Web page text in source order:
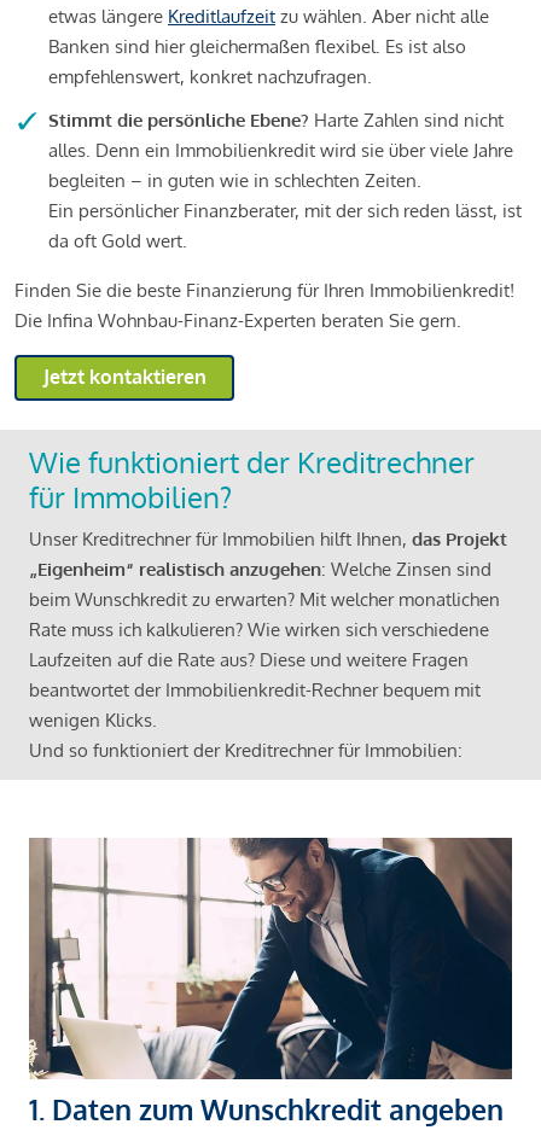
etwas längere Kreditlaufzeit zu wählen. Aber nicht alle
Banken sind hier gleichermaßen flexibel. Es ist also
empfehlenswert, konkret nachzufragen.
Stimmt die persönliche Ebene? Harte Zahlen sind nicht
alles. Denn ein Immobilienkredit wird sie über viele Jahre
begleiten – in guten wie in schlechten Zeiten.
Ein persönlicher Finanzberater, mit der sich reden lässt, ist
da oft Gold wert.
Finden Sie die beste Finanzierung für Ihren Immobilienkredit!
Die Infina Wohnbau-Finanz-Experten beraten Sie gern.
Jetzt kontaktieren
Wie funktioniert der Kreditrechner
für Immobilien?
Unser Kreditrechner für Immobilien hilft Ihnen, das Projekt
„Eigenheim“ realistisch anzugehen: Welche Zinsen sind
beim Wunschkredit zu erwarten? Mit welcher monatlichen
Rate muss ich kalkulieren? Wie wirken sich verschiedene
Laufzeiten auf die Rate aus? Diese und weitere Fragen
beantwortet der Immobilienkredit-Rechner bequem mit
wenigen Klicks.
Und so funktioniert der Kreditrechner für Immobilien:
1. Daten zum Wunschkredit angeben